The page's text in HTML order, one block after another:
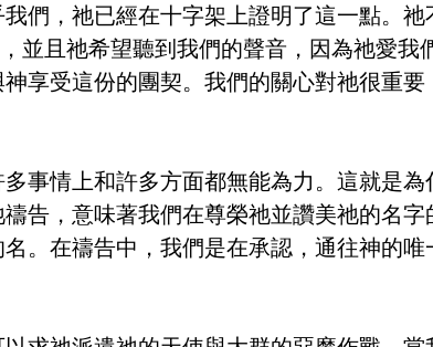
們，祂已經在十字架上證明了這一點。
且祂希望聽到我們的聲音，因為祂愛我
享受這份的團契。我們的關心對祂很重要
事情上和許多方面都無能為力。這就是
告，意味著我們在尊榮祂並讚美祂的名
。在禱告中，我們是在承認，通往神的唯